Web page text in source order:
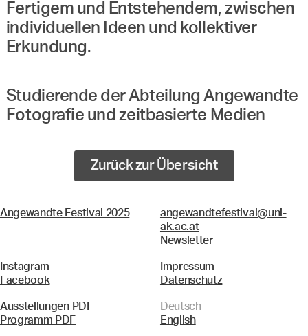
Fertigem und Entstehendem, zwischen
individuellen Ideen und kollektiver
Erkundung.
Studierende der Abteilung Angewandte
Fotografie und zeitbasierte Medien
Zurück zur Übersicht
Angewandte Festival 2025
angewandtefestival@uni-
ak.ac.at
Newsletter
Instagram
Facebook
Impressum
Datenschutz
Ausstellungen PDF
Programm PDF
Deutsch
English